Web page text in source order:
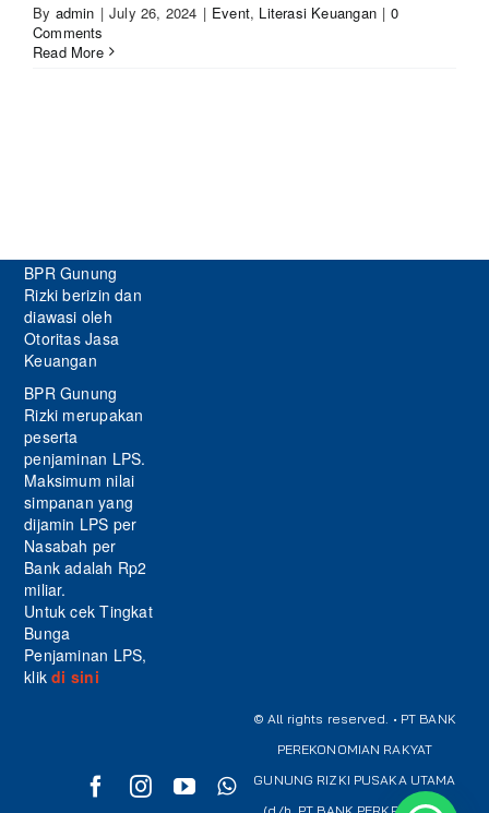
By admin | July 26, 2024 | Event, Literasi Keuangan | 0
Comments
Read More
BPR Gunung
Rizki berizin dan
diawasi oleh
Otoritas Jasa
Keuangan
BPR Gunung
Rizki merupakan
peserta
penjaminan LPS.
Maksimum nilai
simpanan yang
dijamin LPS per
Nasabah per
Bank adalah Rp2
miliar.
Untuk cek Tingkat
Bunga
Penjaminan LPS,
klik di sini
© All rights reserved. • PT BANK
PEREKONOMIAN RAKYAT
GUNUNG RIZKI PUSAKA UTAMA
(d/h. PT BANK PERKREDITAN